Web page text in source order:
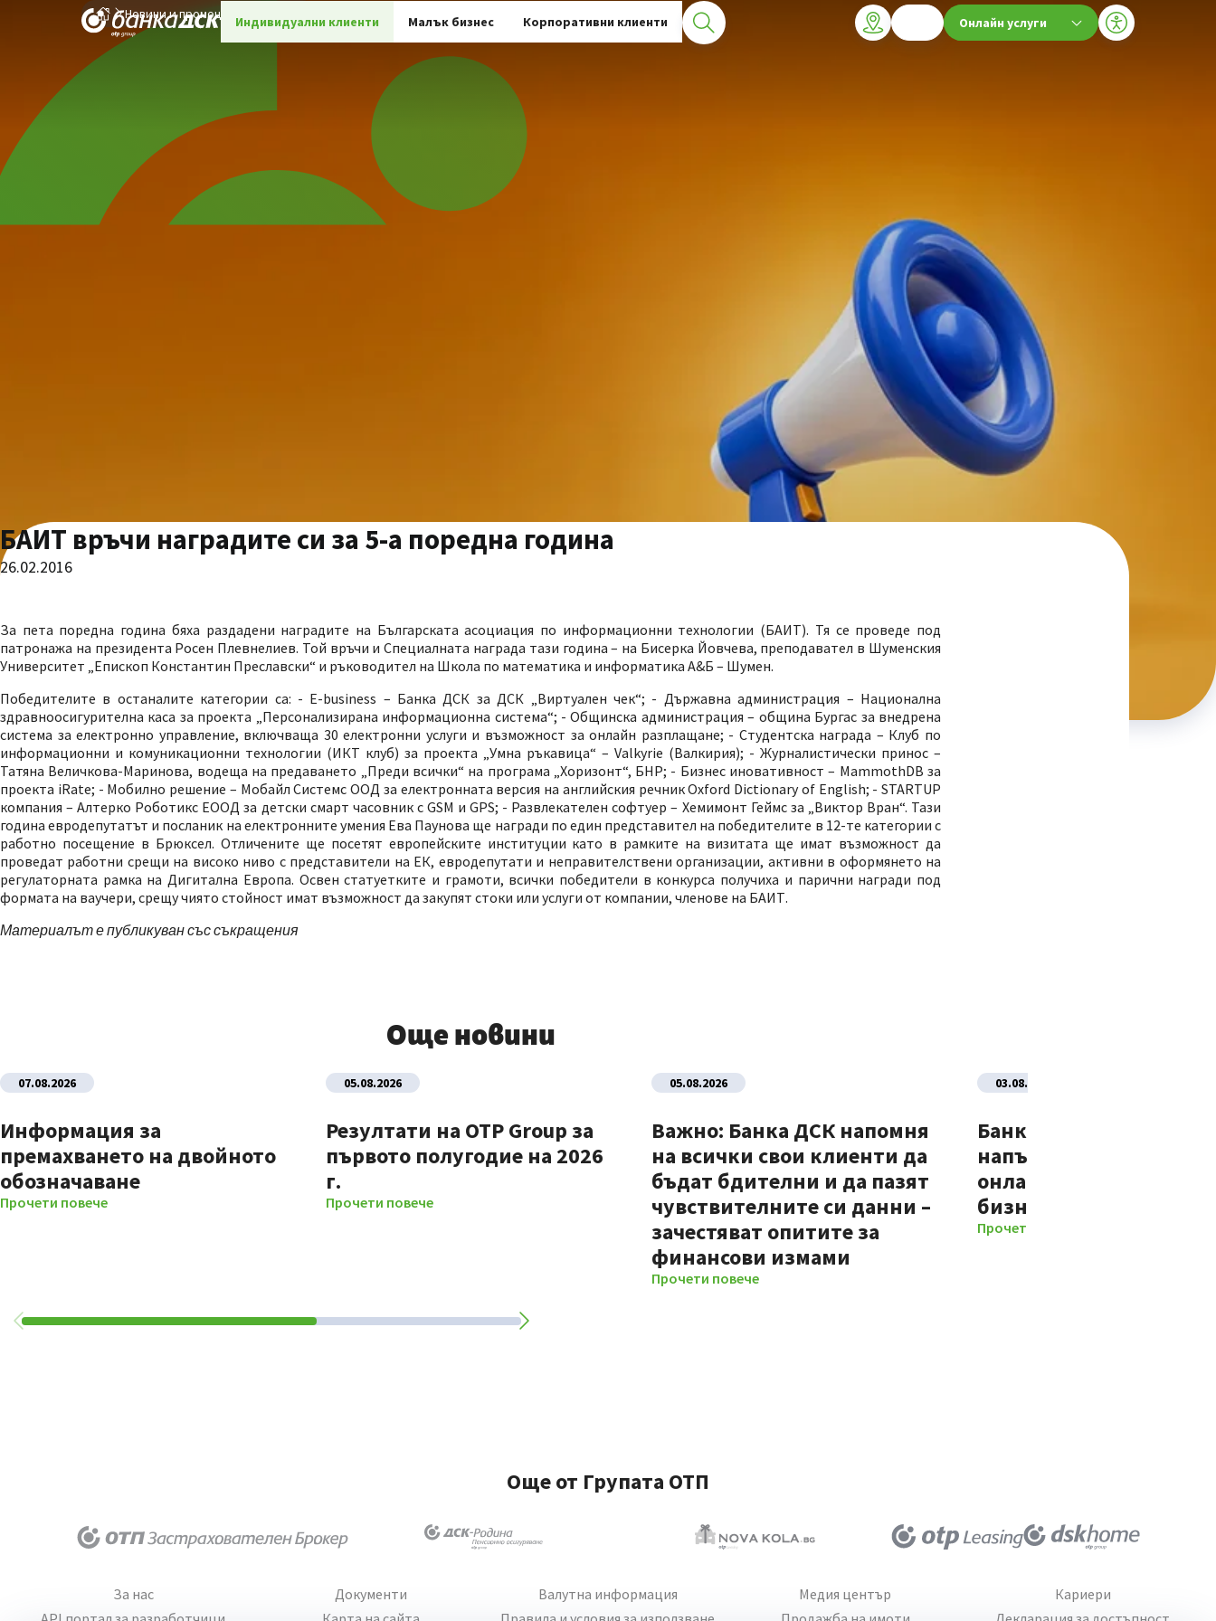
Индивидуални клиенти Малък бизнес Корпоративни клиенти Онлайн услуги
Новини и промоции
БАИТ връчи наградите си за 5-а поредна година
26.02.2016
За пета поредна година бяха раздадени наградите на Българската асоциация по информационни технологии (БАИТ). Тя се проведе под
патронажа на президента Росен Плевнелиев. Той връчи и Специалната награда тази година – на Бисерка Йовчева, преподавател в Шуменския
Университет „Епископ Константин Преславски“ и ръководител на Школа по математика и информатика А&Б – Шумен.
Победителите в останалите категории са: - E-business – Банка ДСК за ДСК „Виртуален чек“; - Държавна администрация – Национална
здравноосигурителна каса за проекта „Персонализирана информационна система“; - Общинска администрация – община Бургас за внедрена
система за електронно управление, включваща 30 електронни услуги и възможност за онлайн разплащане; - Студентска награда – Клуб по
информационни и комуникационни технологии (ИКТ клуб) за проекта „Умна ръкавица“ – Valkyrie (Валкирия); - Журналистически принос –
Татяна Величкова-Маринова, водеща на предаването „Преди всички“ на програма „Хоризонт“, БНР; - Бизнес иновативност – MammothDB за
проекта iRate; - Мобилно решение – Мобайл Системс ООД за електронната версия на английския речник Oxford Dictionary of English; - STARTUP
компания – Алтерко Роботикс ЕООД за детски смарт часовник с GSM и GPS; - Развлекателен софтуер – Хемимонт Геймс за „Виктор Вран“. Тази
година евродепутатът и посланик на електронните умения Ева Паунова ще награди по един представител на победителите в 12-те категории с
работно посещение в Брюксел. Отличените ще посетят европейските институции като в рамките на визитата ще имат възможност да
проведат работни срещи на високо ниво с представители на ЕК, евродепутати и неправителствени организации, активни в оформянето на
регулаторната рамка на Дигитална Европа. Освен статуетките и грамоти, всички победители в конкурса получиха и парични награди под
формата на ваучери, срещу чиято стойност имат възможност да закупят стоки или услуги от компании, членове на БАИТ.
Материалът е публикуван със съкращения
Още новини
07.08.2026
Информация за
премахването на двойното
обозначаване
Прочети повече
05.08.2026
Резултати на OTP Group за
първото полугодие на 2026
г.
Прочети повече
05.08.2026
Важно: Банка ДСК напомня
на всички свои клиенти да
бъдат бдителни и да пазят
чувствителните си данни –
зачестяват опитите за
финансови измами
Прочети повече
03.08.2026
Банка ДСК стартира
напълно
онлайн процес за нови
бизнес клиенти
Прочети повече
Още от Групата ОТП
За нас
Документи
Валутна информация
Медия център
Кариери